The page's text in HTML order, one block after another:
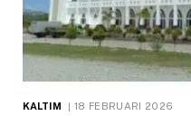
KALTIM 18 FEBRUARI 2026